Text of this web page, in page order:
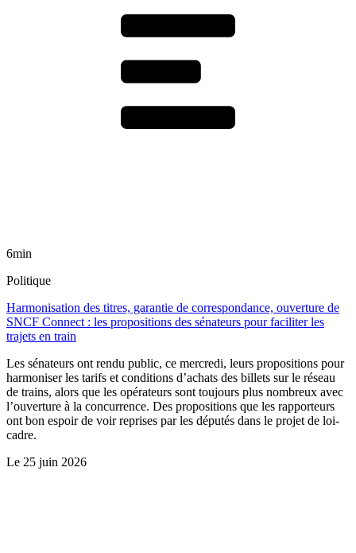
6min
Politique
Harmonisation des titres, garantie de correspondance, ouverture de
SNCF Connect : les propositions des sénateurs pour faciliter les
trajets en train
Les sénateurs ont rendu public, ce mercredi, leurs propositions pour
harmoniser les tarifs et conditions d’achats des billets sur le réseau
de trains, alors que les opérateurs sont toujours plus nombreux avec
l’ouverture à la concurrence. Des propositions que les rapporteurs
ont bon espoir de voir reprises par les députés dans le projet de loi-
cadre.
Le 25 juin 2026